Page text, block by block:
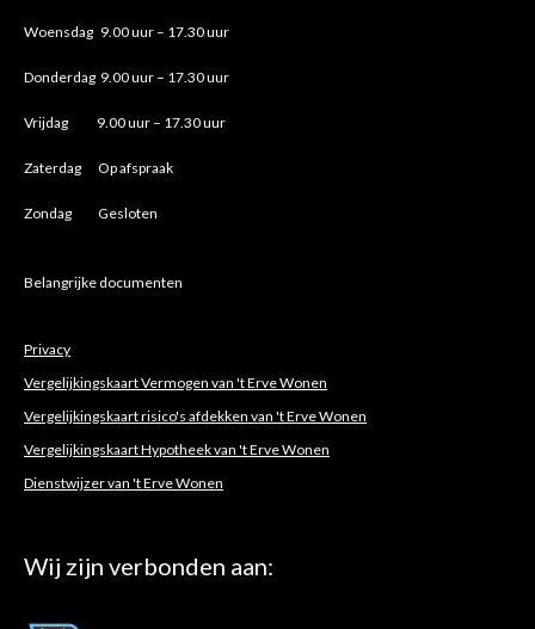
Woensdag 9.00 uur – 17.30 uur
Donderdag 9.00 uur – 17.30 uur
Vrijdag 9.00 uur – 17.30 uur
Zaterdag Op afspraak
Zondag Gesloten
Belangrijke documenten
Privacy
Vergelijkingskaart Vermogen van 't Erve Wonen
Vergelijkingskaart risico's afdekken van 't Erve Wonen
Vergelijkingskaart Hypotheek van 't Erve Wonen
Dienstwijzer van 't Erve Wonen
Wij zijn verbonden aan: